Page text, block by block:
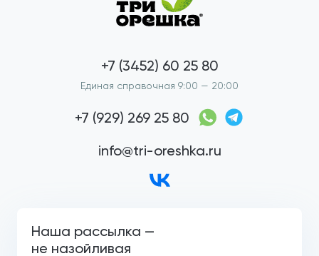
+7 (3452) 60 25 80
Единая справочная 9:00 — 20:00
+7 (929) 269 25 80
info@tri-oreshka.ru
Наша рассылка —
не назойливая